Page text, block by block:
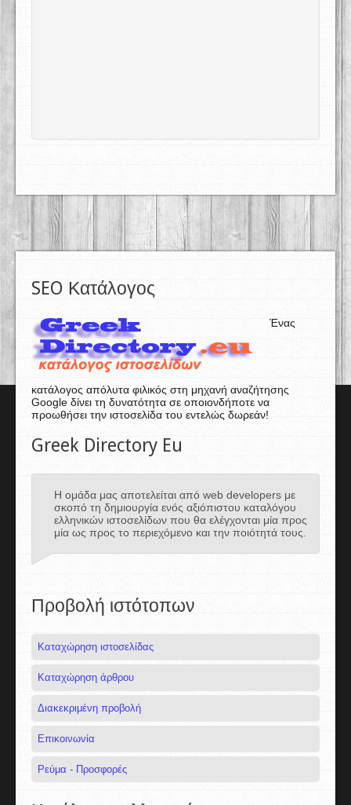
SEO Κατάλογος
Ένας
κατάλογος απόλυτα φιλικός στη μηχανή αναζήτησης
Google δίνει τη δυνατότητα σε οποιονδήποτε να
προωθήσει την ιστοσελίδα του εντελώς δωρεάν!
Greek Directory Eu
Η ομάδα μας αποτελείται από web developers με
σκοπό τη δημιουργία ενός αξιόπιστου καταλόγου
ελληνικών ιστοσελίδων που θα ελέγχονται μία προς
μία ως προς το περιεχόμενο και την ποιότητά τους.
Προβολή ιστότοπων
Καταχώρηση ιστοσελίδας
Καταχώρηση άρθρου
Διακεκριμένη προβολή
Επικοινωνία
Ρεύμα - Προσφορές